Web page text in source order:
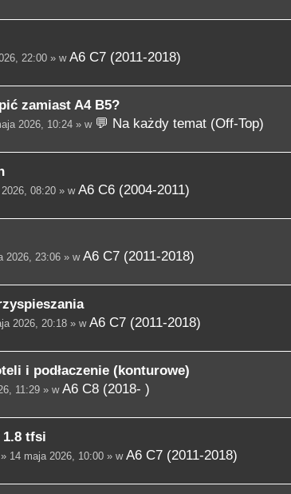
22:00 » w A6 C7 (2011-2018)
zamiast A4 B5?
2026, 10:24 » w 💬 Na każdy temat (Off-Top)
08:20 » w A6 C6 (2004-2011)
2026, 23:06 » w A6 C7 (2011-2018)
2026, 20:18 » w A6 C7 (2011-2018)
i podłaczenie (konturowe)
11:29 » w A6 C8 (2018- )
1.8 tfsi
14 maja 2026, 10:00 » w A6 C7 (2011-2018)